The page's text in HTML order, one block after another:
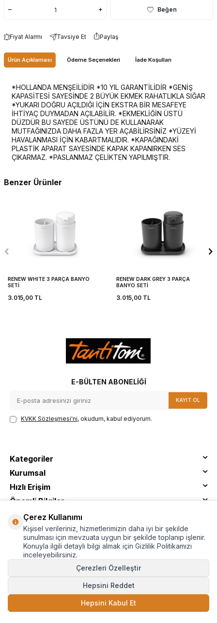
SEPETE EKLE
Beğen
Fiyat Alarmı Tavsiye Et Paylaş
Ürün Açıklaması Ödeme Seçenekleri İade Koşulları
*HOLLANDA MENŞEİLİDİR *10 YIL GARANTİLİDİR *GENİŞ
KAPASİTESİ SAYESİNDE 2 BÜYÜK EKMEK RAHATLIKLA SIĞAR
*YUKARI DOĞRU AÇILDIĞI İÇİN EKSTRA BİR MESAFEYE
İHTİYAÇ DUYMADAN AÇILABİLİR. *EKMEKLİĞİN ÜSTÜ
DÜZDÜR BU SAYEDE ÜSTÜNÜ DE KULLANARAK
MUTFAĞINIZDA DAHA FAZLA YER AÇABİLİRSİNİZ *YÜZEYİ
HAVALANMASI İÇİN KABARTMALIDIR. *KAPAĞINDAKİ
PLASTİK APARAT SAYESİNDE KAPAK KAPANIRKEN SES
ÇIKARMAZ. *PASLANMAZ ÇELİKTEN YAPILMIŞTIR.
Benzer Ürünler
RENEW WHITE 3 PARÇA BANYO
SETİ
3.015,00 TL
RENEW DARK GREY 3 PARÇA
BANYO SETİ
3.015,00TL
E-BÜLTEN ABONELIĞI
KAYIT OL
KVKK Sözleşmesi'ni, okudum, kabul ediyorum.
Kategoriler
Kurumsal
Hızlı Erişim
Önemli Bilgiler
© Tantitoni - Tüm Hakları Saklıdır
Çerez Kullanımı
Kişisel verileriniz, hizmetlerimizin daha iyi bir şekilde
sunulması için mevzuata uygun bir şekilde toplanıp işlenir.
Konuyla ilgili detaylı bilgi almak için Gizlilik Politikamızı
inceleyebilirsiniz.
Çerezleri Özelleştir
Hepsini Reddet
Hepsini Kabul Et